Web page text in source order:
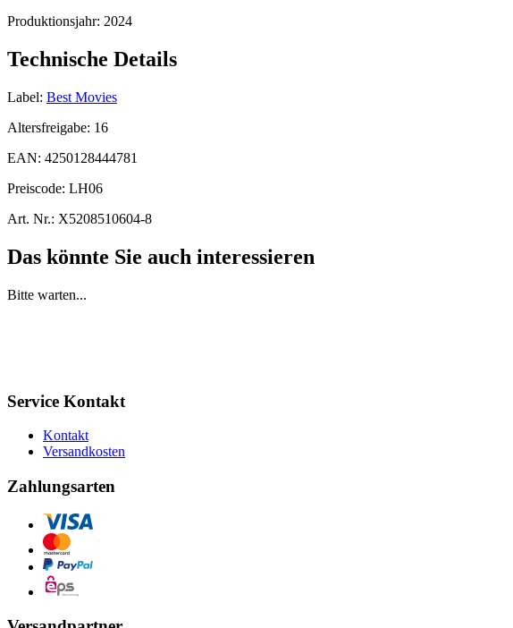
Produktionsjahr: 2024
Technische Details
Label: Best Movies
Altersfreigabe: 16
EAN: 4250128444781
Preiscode: LH06
Art. Nr.: X5208510604-8
Das könnte Sie auch interessieren
Bitte warten...
Service Kontakt
Kontakt
Versandkosten
Zahlungsarten